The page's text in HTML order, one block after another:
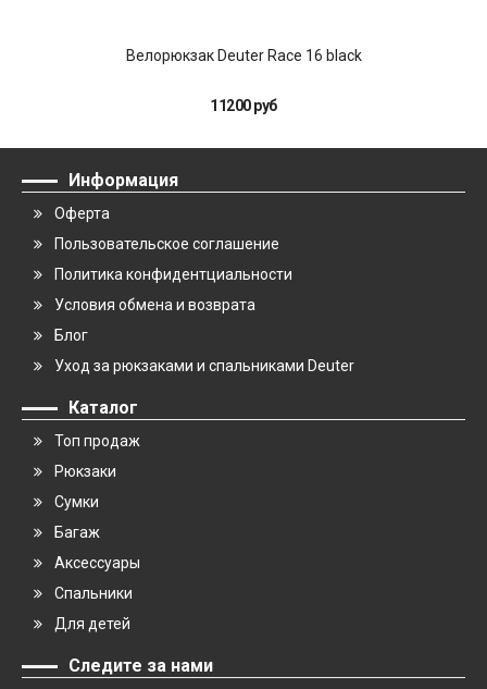
Велорюкзак Deuter Race 16 black
11200 руб
Информация
Оферта
Пользовательское соглашение
Политика конфидентциальности
Условия обмена и возврата
Блог
Уход за рюкзаками и спальниками Deuter
Каталог
Топ продаж
Рюкзаки
Сумки
Багаж
Аксессуары
Спальники
Для детей
Следите за нами